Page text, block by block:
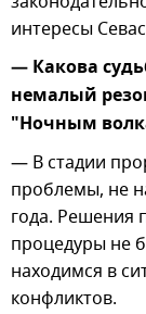
интересы
— Какова
немалый
"Ночным
— В стадии
проблемы, не
года. Решения
процедуры не
находимся в
конфликтов.